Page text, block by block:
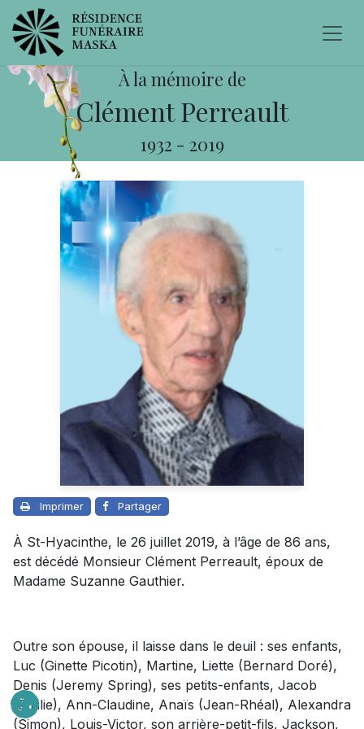
À la mémoire de
Clément Perreault
1932 - 2019
Imprimer Partager
À St-Hyacinthe, le 26 juillet 2019, à l’âge de 86 ans,
est décédé Monsieur Clément Perreault, époux de
Madame Suzanne Gauthier.
Outre son épouse, il laisse dans le deuil : ses enfants,
Luc (Ginette Picotin), Martine, Liette (Bernard Doré),
Denis (Jeremy Spring), ses petits-enfants, Jacob
(Émilie), Ann-Claudine, Anaïs (Jean-Rhéal), Alexandra
(Simon), Louis-Victor, son arrière-petit-fils, Jackson,